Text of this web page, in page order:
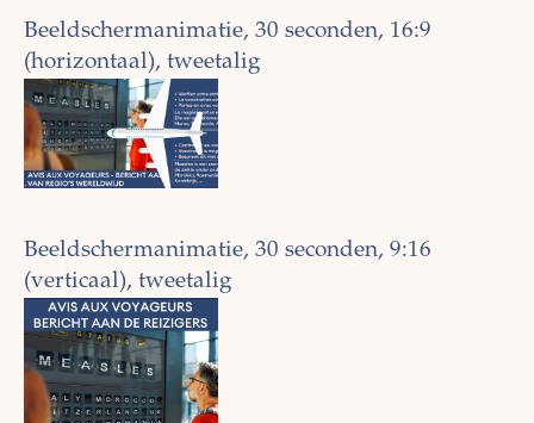
Beeldschermanimatie, 30 seconden, 16:9
(horizontaal), tweetalig
Beeldschermanimatie, 30 seconden, 9:16
(verticaal), tweetalig